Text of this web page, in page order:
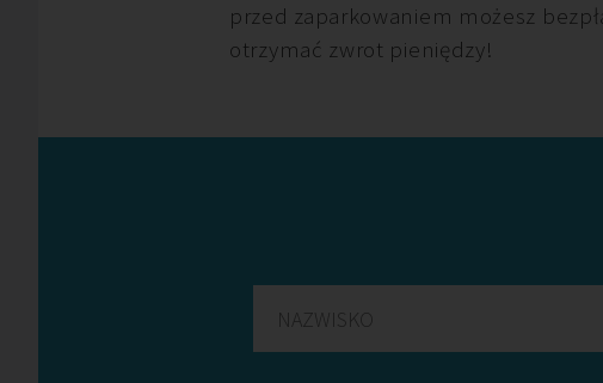
przed zaparkowaniem możesz
otrzymać zwrot pieniędzy!